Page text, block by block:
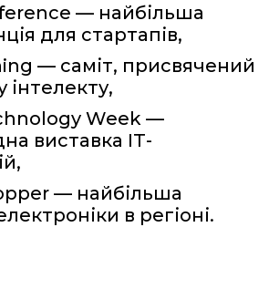
— найбільша
для стартапів,
— саміт, присвячений
Week —
виставка ІТ-
— найбільша
в регіоні.